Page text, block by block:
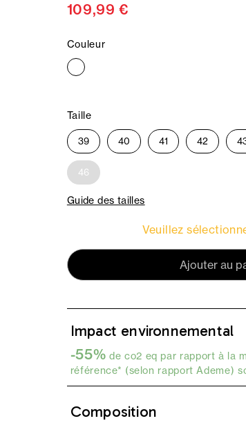
109,99 €
Couleur
Taille
39 40 41 42
46
Guide des tailles
Veuillez
Ajouter au
Impact environnemental
-55% de co2 eq par rapport à la
référence* (selon rapport Ademe)
Composition